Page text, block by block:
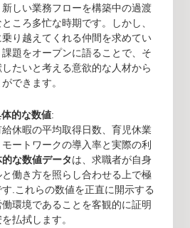
しい業務フローを構築中の過渡
ころ多忙な時期です。しかし、
り越えてくれる仲間を求めてい
題をオープンに語ることで、そ
たいと考える意欲的な人材から
できます。
的な数値:
休暇の平均取得日数、育児休業
ートワークの導入率と実際の利
な数値データは、求職者が自身
働き方を照らし合わせる上で極
.これらの数値を正直に開示する
環境であることを客観的に証明
払拭します。